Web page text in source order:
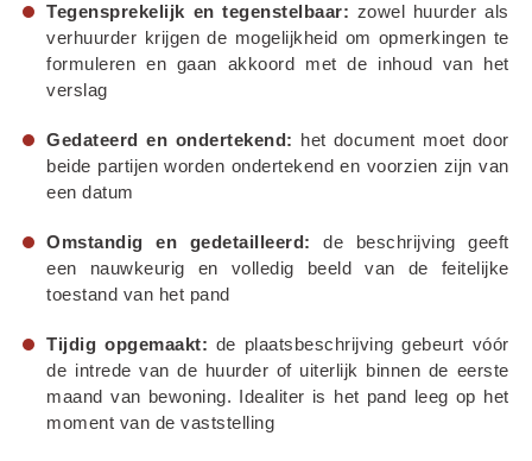
Tegensprekelijk en tegenstelbaar: zowel huurder als
verhuurder krijgen de mogelijkheid om opmerkingen te
formuleren en gaan akkoord met de inhoud van het
verslag
Gedateerd en ondertekend:
het document moet door
beide partijen worden ondertekend en voorzien zijn van
een datum
Omstandig en gedetailleerd:
de beschrijving geeft
een nauwkeurig en volledig beeld van de feitelijke
toestand van het pand
Tijdig opgemaakt: de plaatsbeschrijving gebeurt vóór
de intrede van de huurder of uiterlijk binnen de eerste
maand van bewoning. Idealiter is het pand leeg op het
moment van de vaststelling